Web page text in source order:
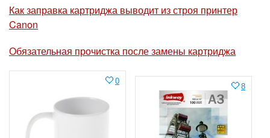
Как заправка картриджа выводит из строя принтер
Canon
Обязательная прочистка после замены картриджа
0
8